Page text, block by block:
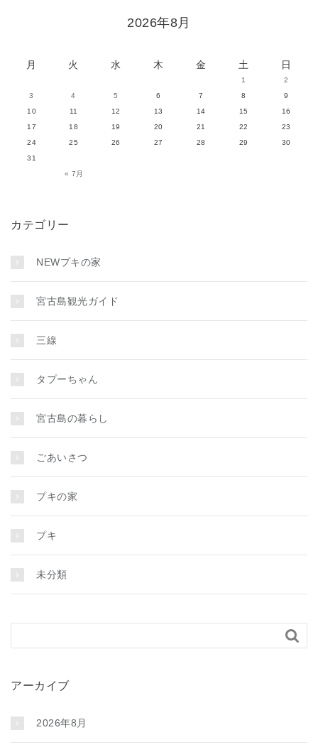
2026年8月
月 火 水 木 金 土 日
« 7月
1
2
3
4 5 6 7 8
9
10
11 12 13 14 15
16
17
18 19 20 21 22
23
24
25 26 27 28 29
30
31
カテゴリー
NEWプキの家
宮古島観光ガイド
三線
タプーちゃん
宮古島の暮らし
ごあいさつ
プキの家
プキ
未分類

アーカイブ
2026年8月